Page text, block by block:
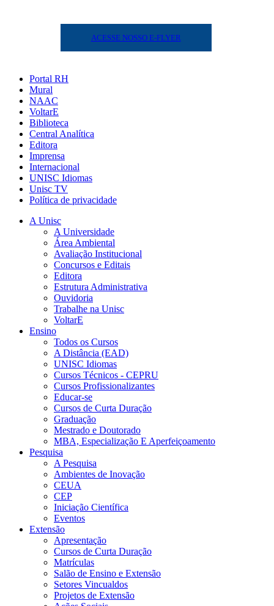
ACESSE NOSSO E-FLYER
Portal RH
Mural
NAAC
VoltarE
Biblioteca
Central Analítica
Editora
Imprensa
Internacional
UNISC Idiomas
Unisc TV
Política de privacidade
A Unisc
A Universidade
Área Ambiental
Avaliação Institucional
Concursos e Editais
Editora
Estrutura Administrativa
Ouvidoria
Trabalhe na Unisc
VoltarE
Ensino
Todos os Cursos
A Distância (EAD)
UNISC Idiomas
Cursos Técnicos - CEPRU
Cursos Profissionalizantes
Educar-se
Cursos de Curta Duração
Graduação
Mestrado e Doutorado
MBA, Especialização E Aperfeiçoamento
Pesquisa
A Pesquisa
Ambientes de Inovação
CEUA
CEP
Iniciação Científica
Eventos
Extensão
Apresentação
Cursos de Curta Duração
Matrículas
Salão de Ensino e Extensão
Setores Vincualdos
Projetos de Extensão